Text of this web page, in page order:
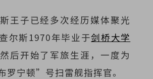
王子已经多次经历媒体聚光
尔斯1970年毕业于剑桥大学
后开始了军旅生涯，一度为
罗宁顿”号扫雷舰指挥官。